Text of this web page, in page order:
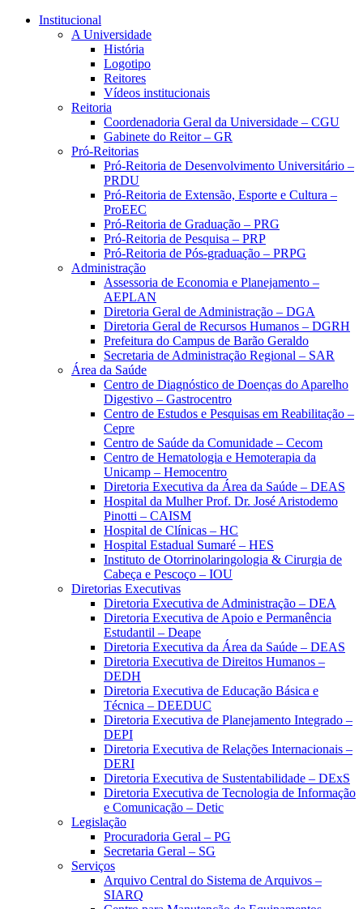
Conteúdo principal
Institucional
A Universidade
História
Logotipo
Reitores
Vídeos institucionais
Reitoria
Coordenadoria Geral da Universidade – CGU
Gabinete do Reitor – GR
Pró-Reitorias
Pró-Reitoria de Desenvolvimento Universitário –
PRDU
Pró-Reitoria de Extensão, Esporte e Cultura –
ProEEC
Pró-Reitoria de Graduação – PRG
Pró-Reitoria de Pesquisa – PRP
Pró-Reitoria de Pós-graduação – PRPG
Administração
Assessoria de Economia e Planejamento –
AEPLAN
Diretoria Geral de Administração – DGA
Diretoria Geral de Recursos Humanos – DGRH
Prefeitura do Campus de Barão Geraldo
Secretaria de Administração Regional – SAR
Área da Saúde
Centro de Diagnóstico de Doenças do Aparelho
Digestivo – Gastrocentro
Centro de Estudos e Pesquisas em Reabilitação –
Cepre
Centro de Saúde da Comunidade – Cecom
Centro de Hematologia e Hemoterapia da
Unicamp – Hemocentro
Diretoria Executiva da Área da Saúde – DEAS
Hospital da Mulher Prof. Dr. José Aristodemo
Pinotti – CAISM
Hospital de Clínicas – HC
Hospital Estadual Sumaré – HES
Instituto de Otorrinolaringologia & Cirurgia de
Cabeça e Pescoço – IOU
Diretorias Executivas
Diretoria Executiva de Administração – DEA
Diretoria Executiva de Apoio e Permanência
Estudantil – Deape
Diretoria Executiva da Área da Saúde – DEAS
Diretoria Executiva de Direitos Humanos –
DEDH
Diretoria Executiva de Educação Básica e
Técnica – DEEDUC
Diretoria Executiva de Planejamento Integrado –
DEPI
Diretoria Executiva de Relações Internacionais –
DERI
Diretoria Executiva de Sustentabilidade – DExS
Diretoria Executiva de Tecnologia de Informação
e Comunicação – Detic
Legislação
Procuradoria Geral – PG
Secretaria Geral – SG
Serviços
Arquivo Central do Sistema de Arquivos –
SIARQ